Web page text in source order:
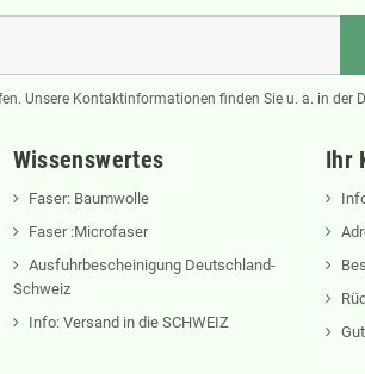
Unsere Kontaktinformationen finden Sie u. a. in der
Wissenswertes
Faser: Baumwolle
Faser :Microfaser
Ausfuhrbescheinigung Deutschland-
Schweiz
Info: Versand in die SCHWEIZ
Ihr